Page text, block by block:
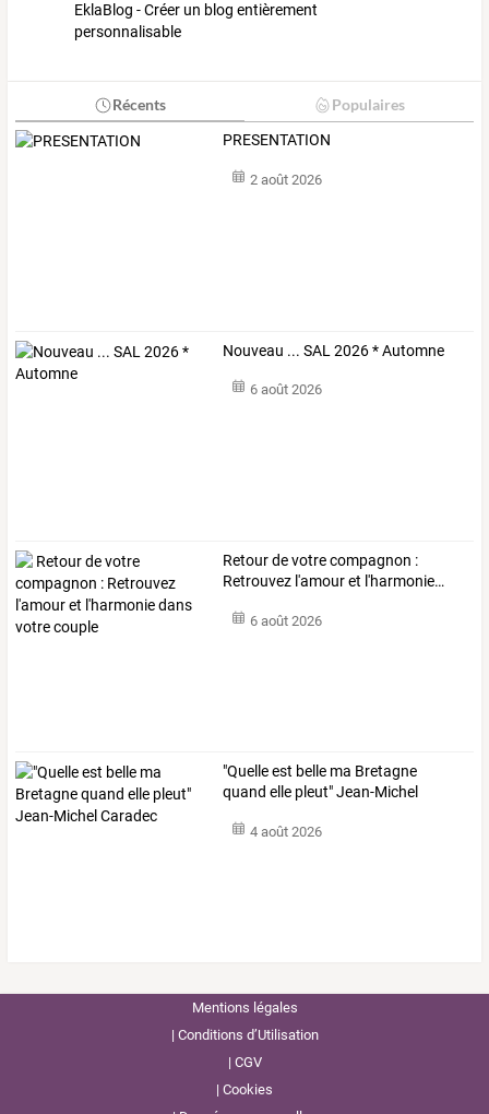
EklaBlog - Créer un blog entièrement
personnalisable
Récents Populaires
PRESENTATION
2 août 2026
Nouveau ... SAL 2026 * Automne
6 août 2026
Retourdevotrecompagnon :
Retrouvez l'amouret l'harmonie…
6 août 2026
"Quelle est belle ma Bretagne
quand elle pleut" Jean-Michel
4 août 2026
Mentions légales
Conditions d’Utilisation
CGV
Cookies